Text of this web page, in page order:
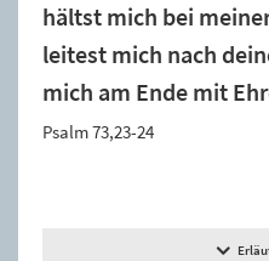
hältst mich bei
leitest mich nach
mich am Ende mit
Psalm 73,23-24